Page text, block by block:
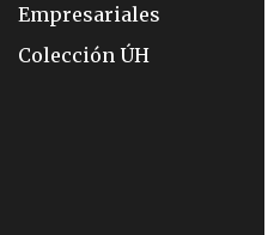
Empresariales
Colección ÚH